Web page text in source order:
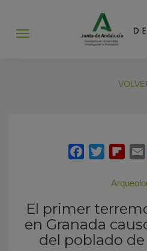
Abrir
El primer
en Granada
del poblado